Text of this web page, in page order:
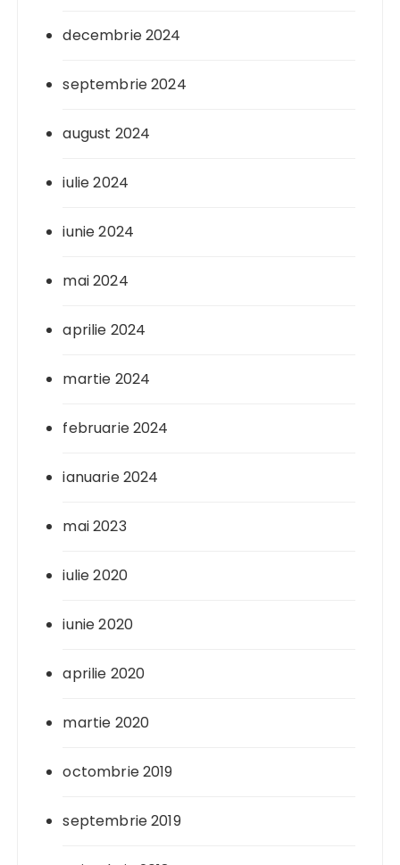
decembrie 2024
septembrie 2024
august 2024
iulie 2024
iunie 2024
mai 2024
aprilie 2024
martie 2024
februarie 2024
ianuarie 2024
mai 2023
iulie 2020
iunie 2020
aprilie 2020
martie 2020
octombrie 2019
septembrie 2019